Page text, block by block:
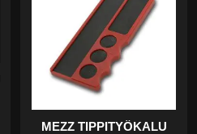
MEZZ TIPPITYÖKALU